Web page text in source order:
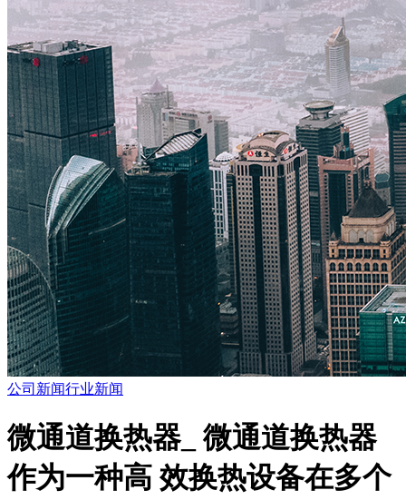
公司新闻行业新闻
微通道换热器_ 微通道换热器
作为一种高 效换热设备在多个